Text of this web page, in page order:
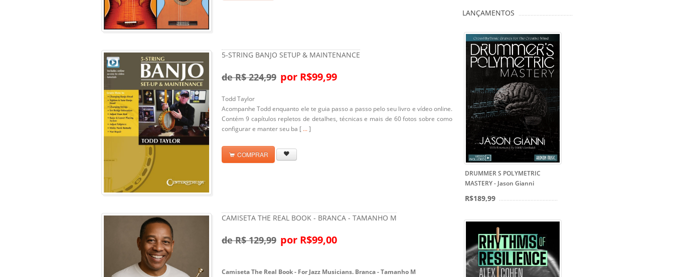
5-STRING BANJO SETUP & MAINTENANCE
de R$ 224,99 por R$99,99
Todd Taylor
Acompanhe Todd enquanto ele te guia passo a passo pelo seu livro e vídeo online.
Contém 9 capítulos repletos de detalhes, técnicas e mais de 60 fotos sobre como
configurar e manter seu ba [ ...]
COMPRAR
CAMISETA THE REAL BOOK - BRANCA - TAMANHO M
de R$ 129,99 por R$99,00
Camiseta The Real Book - For Jazz Musicians. Branca - Tamanho M
LANÇAMENTOS
DRUMMER S POLYMETRIC
MASTERY - Jason Gianni
R$189,99